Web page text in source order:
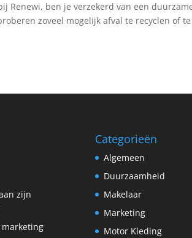
Renewi, ben je verzekerd van een
zoveel mogelijk afval te recyclen of
zijn
marketing
Categorieën
Algemeen
Duurzaamheid
Makelaar
Marketing
Motor Kleding